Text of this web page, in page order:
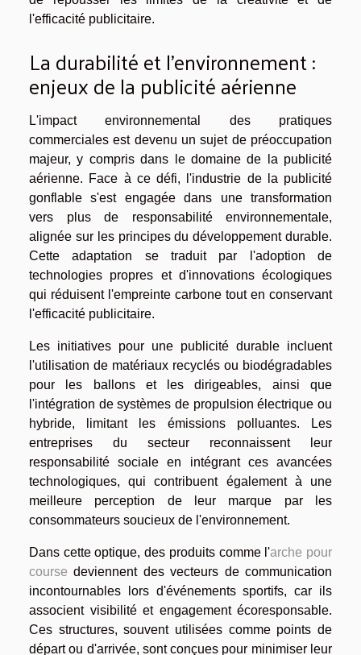
l'efficacité publicitaire.
La durabilité et l'environnement :
enjeux de la publicité aérienne
L'impact environnemental des pratiques
commerciales est devenu un sujet de préoccupation
majeur, y compris dans le domaine de la publicité
aérienne. Face à ce défi, l'industrie de la publicité
gonflable s'est engagée dans une transformation
vers plus de responsabilité environnementale,
alignée sur les principes du développement durable.
Cette adaptation se traduit par l'adoption de
technologies propres et d'innovations écologiques
qui réduisent l'empreinte carbone tout en conservant
l'efficacité publicitaire.
Les initiatives pour une publicité durable incluent
l'utilisation de matériaux recyclés ou biodégradables
pour les ballons et les dirigeables, ainsi que
l'intégration de systèmes de propulsion électrique ou
hybride, limitant les émissions polluantes. Les
entreprises du secteur reconnaissent leur
responsabilité sociale en intégrant ces avancées
technologiques, qui contribuent également à une
meilleure perception de leur marque par les
consommateurs soucieux de l'environnement.
Dans cette optique, des produits comme l'arche pour
course deviennent des vecteurs de communication
incontournables lors d'événements sportifs, car ils
associent visibilité et engagement écoresponsable.
Ces structures, souvent utilisées comme points de
départ ou d'arrivée, sont conçues pour minimiser leur